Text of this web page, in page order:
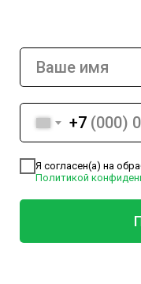
+7
Я согласен(а) на
Политикой